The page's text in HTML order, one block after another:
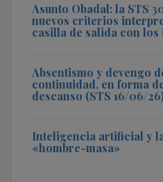
Asunto Obadal: la STS
nuevos criterios
casilla de salida con
Absentismo y devengo
continuidad, en forma
descanso (STS 16/06/
Inteligencia artificial y
«hombre-masa»